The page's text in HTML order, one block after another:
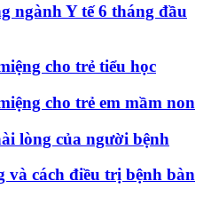
ngành Y tế 6 tháng đầu
cho trẻ tiểu học
cho trẻ em mầm non
lòng của người bệnh
và cách điều trị bệnh bàn